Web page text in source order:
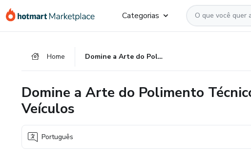
para
para
para
Categorias
Home Domine a Arte do Polimento Técnico e Limpeza Detalhada de Veículos
Domine a Arte do Polimento
Veículos
Português